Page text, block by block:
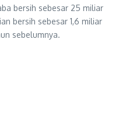
bersih sebesar 25 miliar
bersih sebesar 1,6 miliar
sebelumnya.